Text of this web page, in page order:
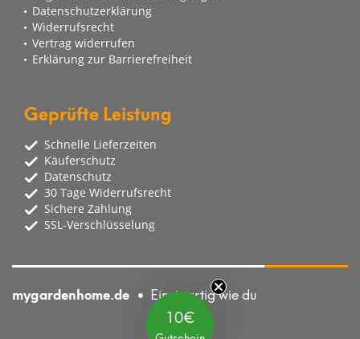
Datenschutzerklärung
Widerrufsrecht
Vertrag widerrufen
Erklärung zur Barrierefreiheit
Geprüfte Leistung
Schnelle Lieferzeiten
Käuferschutz
Datenschutz
30 Tage Widerrufsrecht
Sichere Zahlung
SSL-Verschlüsselung
mygardenhome.de Einzigartig wie du
10€